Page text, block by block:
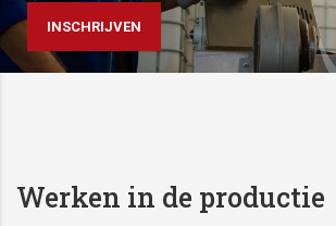
INSCHRIJVEN
Werken in de productie